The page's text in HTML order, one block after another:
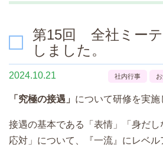
第15回 全社ミー
しました。
2024.10.21 社内行事
「究極の接遇」 について研修を実施
接遇の基本である「表情」「身だ
応対」について、『一流』にレベ